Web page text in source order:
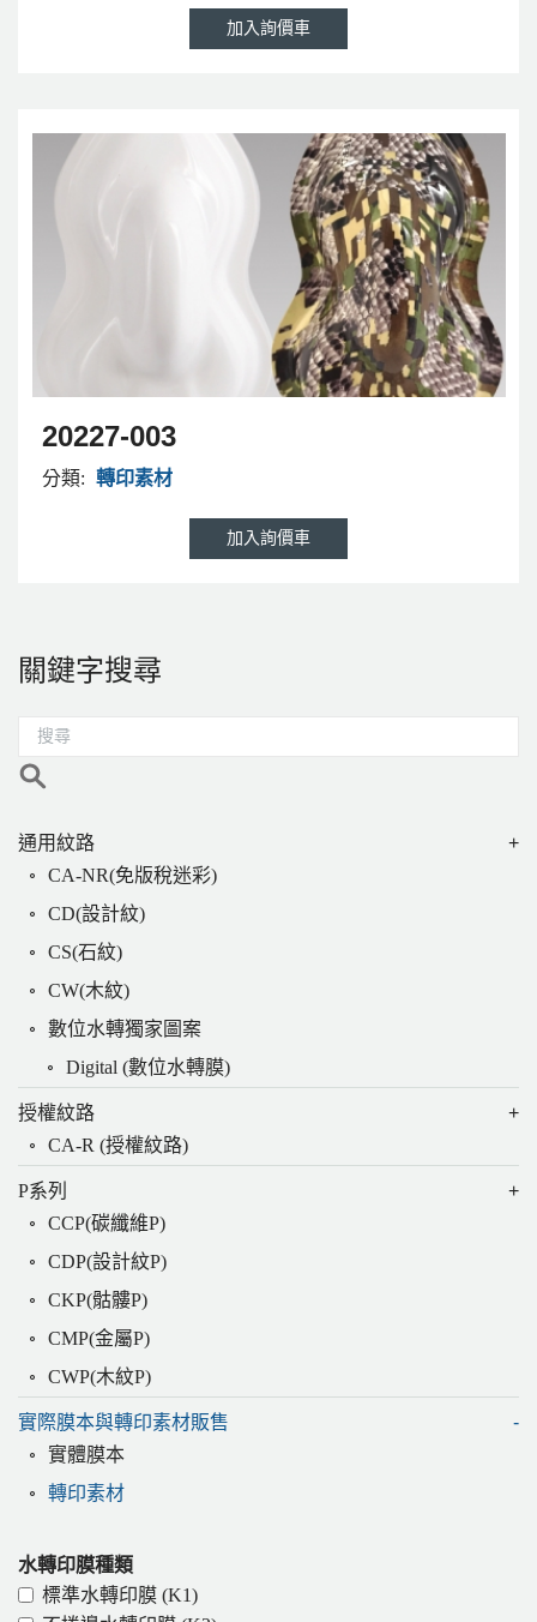
20227-003
分類: 轉印素材
關鍵字搜尋
通用紋路
CA-NR(免版稅迷彩)
CD(設計紋)
CS(石紋)
CW(木紋)
數位水轉獨家圖案
Digital (數位水轉膜)
授權紋路
CA-R (授權紋路)
P系列
CCP(碳纖維P)
CDP(設計紋P)
CKP(骷髏P)
CMP(金屬P)
CWP(木紋P)
實際膜本與轉印素材販售
實體膜本
轉印素材
水轉印膜種類
標準水轉印膜 (K1)